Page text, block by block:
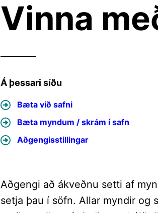
Vinna
Á þessari síðu
Bæta við safni
Bæta myndum / skrám í safn
Aðgengisstillingar
Aðgengi að ákveðnu setti af
setja þau í söfn. Allar myndir og